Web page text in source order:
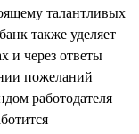
талантливых
также уделяет
и через ответы
пожеланий
работодателя